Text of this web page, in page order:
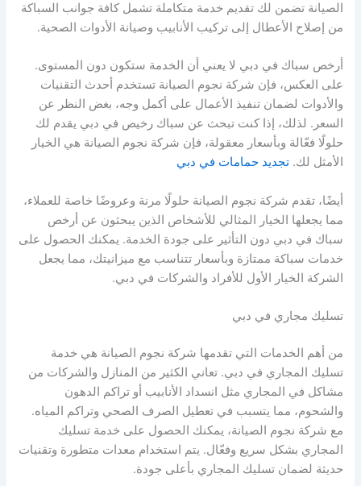
الصيانة تضمن لك تقديم خدمة متكاملة تشمل كافة جوانب السباكة
من إصلاح الأعطال إلى تركيب الأنابيب وصيانة الأدوات الصحية.
أرخص سباك في دبي لا يعني أن الخدمة ستكون دون المستوى.
على العكس، فإن شركة نجوم الصيانة تستخدم أحدث التقنيات
والأدوات لضمان تنفيذ الأعمال على أكمل وجه، بغض النظر عن
السعر. لذلك، إذا كنت تبحث عن سباك رخيص في دبي يقدم لك
حلولًا فعّالة وبأسعار معقولة، فإن شركة نجوم الصيانة هي الخيار
الأمثل لك.تجديد حمامات في دبي
أيضًا، تقدم شركة نجوم الصيانة حلولًا مرنة وعروضًا خاصة للعملاء،
مما يجعلها الخيار المثالي للأشخاص الذين يبحثون عن أرخص
سباك في دبي دون التأثير على جودة الخدمة. يمكنك الحصول على
خدمات سباكة ممتازة وبأسعار تتناسب مع ميزانيتك، مما يجعل
الشركة الخيار الأول للأفراد والشركات في دبي.
تسليك مجاري في دبي
من أهم الخدمات التي تقدمها شركة نجوم الصيانة هي خدمة
تسليك المجاري في دبي. تعاني الكثير من المنازل والشركات من
مشاكل في المجاري مثل انسداد الأنابيب أو تراكم الدهون
والشحوم، مما يتسبب في تعطيل الصرف الصحي وتراكم المياه.
مع شركة نجوم الصيانة، يمكنك الحصول على خدمة تسليك
المجاري بشكل سريع وفعّال. يتم استخدام معدات متطورة وتقنيات
حديثة لضمان تسليك المجاري بأعلى جودة.